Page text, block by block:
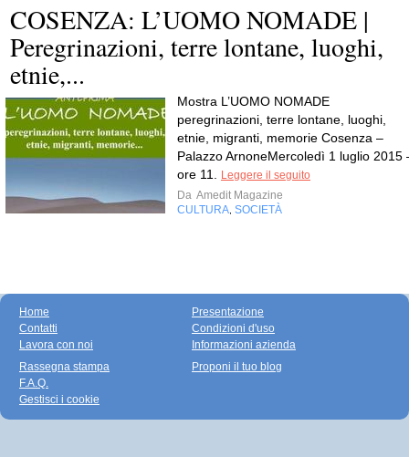
COSENZA: L’UOMO NOMADE |
Peregrinazioni, terre lontane, luoghi,
etnie,...
Mostra L’UOMO NOMADE
peregrinazioni, terre lontane, luoghi,
etnie, migranti, memorie Cosenza –
Palazzo ArnoneMercoledì 1 luglio 2015
ore 11.
Leggere il seguito
Da Amedit Magazine
CULTURA SOCIETÀ
Home
Contatti
Lavora con noi
Presentazione
Condizioni d'uso
Informazioni azienda
Rassegna stampa
F.A.Q.
Gestisci i cookie
Proponi il tuo blog